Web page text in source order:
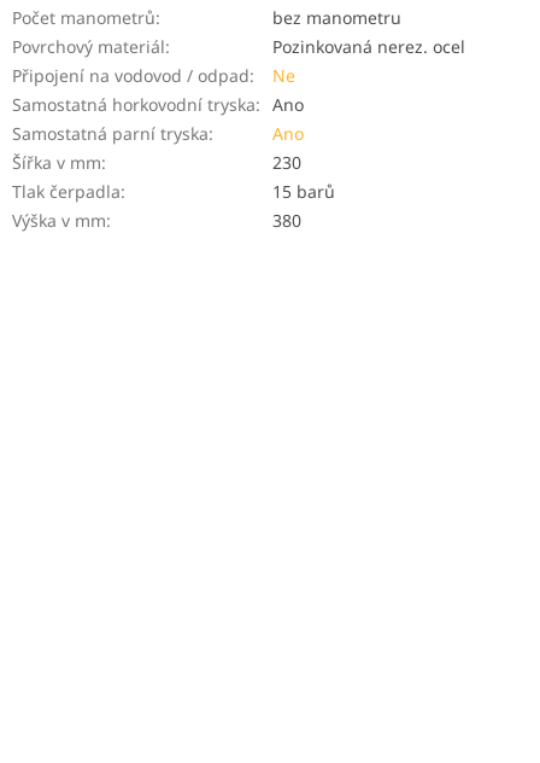
Počet manometrů:
bez manometru
Povrchový materiál:
Pozinkovaná nerez. ocel
Připojení na vodovod / odpad:
Ne
Samostatná horkovodní tryska: Ano
Samostatná parní tryska:
Ano
Šířka v mm:
230
Tlak čerpadla:
15 barů
Výška v mm: 380